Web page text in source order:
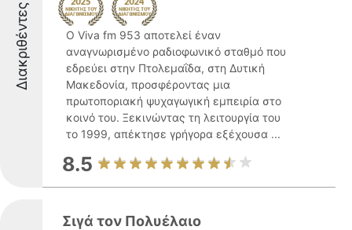
Διακριθέντες
Ο Viva fm 953 αποτελεί έναν
αναγνωρισμένο ραδιοφωνικό σταθμό που
εδρεύει στην Πτολεμαΐδα, στη Δυτική
Μακεδονία, προσφέροντας μια
πρωτοποριακή ψυχαγωγική εμπειρία στο
κοινό του. Ξεκινώντας τη λειτουργία του
το 1999, απέκτησε γρήγορα εξέχουσα ...
8.5
Σιγά τον Πολυέλαιο